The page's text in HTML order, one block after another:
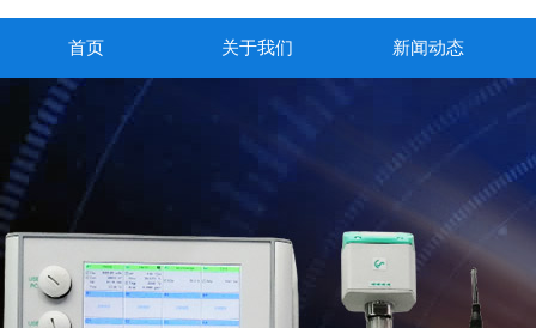
首页 关于我们 新闻动态